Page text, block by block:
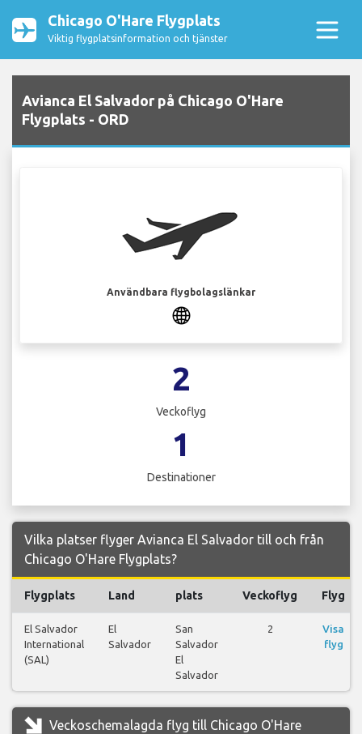
Chicago O'Hare Flygplats
Viktig flygplatsinformation och tjänster
Avianca El Salvador på Chicago O'Hare
Flygplats - ORD
Användbara flygbolagslänkar
2
Veckoflyg
1
Destinationer
Vilka platser flyger Avianca El Salvador till och från
Chicago O'Hare Flygplats?
Flygplats Land plats Veckoflyg Flyg
El Salvador
International
(SAL)
El
Salvador
San
Salvador
El
Salvador
2
Visa
flyg
Veckoschemalagda flyg till Chicago O'Hare